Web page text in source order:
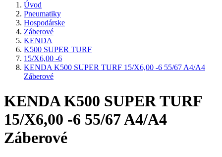
Úvod
Pneumatiky
Hospodárske
Záberové
KENDA
K500 SUPER TURF
15/X6,00 -6
KENDA K500 SUPER TURF 15/X6,00 -6 55/67 A4/A4
Záberové
KENDA K500 SUPER TURF
15/X6,00 -6 55/67 A4/A4
Záberové